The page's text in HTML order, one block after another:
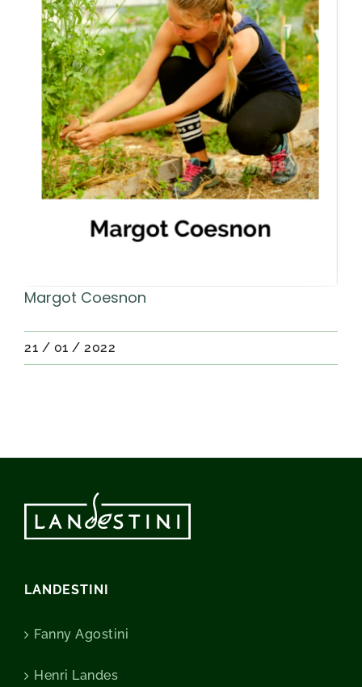
Margot Coesnon
21 / 01 / 2022
LANDESTINI
Fanny Agostini
Henri Landes